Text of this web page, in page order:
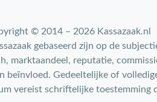
© 2014 – 2026 Kassazaak.nl
gebaseerd zijn op de
marktaandeel, reputatie,
beïnvloed. Gedeeltelijke of
vereist schriftelijke toestemming